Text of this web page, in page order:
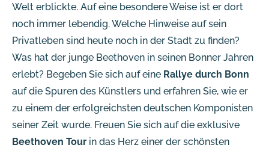
Welt erblickte. Auf eine besondere Weise ist er dort
noch immer lebendig. Welche Hinweise auf sein
Privatleben sind heute noch in der Stadt zu finden?
Was hat der junge Beethoven in seinen Bonner Jahren
erlebt? Begeben Sie sich auf eine Rallye durch Bonn
auf die Spuren des Künstlers und erfahren Sie, wie er
zu einem der erfolgreichsten deutschen Komponisten
seiner Zeit wurde. Freuen Sie sich auf die exklusive
Beethoven Tour in das Herz einer der schönsten